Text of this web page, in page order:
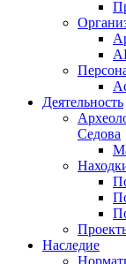
Деятельность
Седова
Наследие